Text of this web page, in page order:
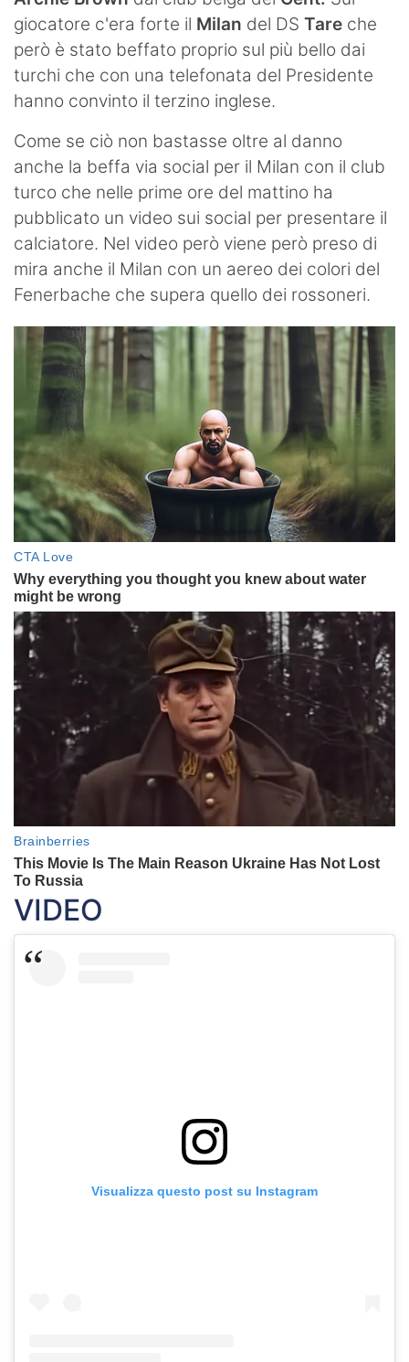
giocatore c'era forte il Milan del DS Tare che
però è stato beffato proprio sul più bello dai
turchi che con una telefonata del Presidente
hanno convinto il terzino inglese.
Come se ciò non bastasse oltre al danno
anche la beffa via social per il Milan con il club
turco che nelle prime ore del mattino ha
pubblicato un video sui social per presentare il
calciatore. Nel video però viene però preso di
mira anche il Milan con un aereo dei colori del
Fenerbache che supera quello dei rossoneri.
VIDEO
Visualizza questo post su Instagram